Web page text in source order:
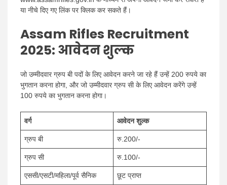
या नीचे दिए गए लिंक पर क्लिक कर सकते हैं।
Assam Rifles Recruitment
2025: आवेदन शुल्क
जो उम्मीदवार ग्रुप बी पदों के लिए आवेदन करने जा रहे हैं उन्हें 200 रुपये का
भुगतान करना होगा, और जो उम्मीदवार ग्रुप सी के लिए आवेदन करेंगे उन्हें
100 रुपये का भुगतान करना होगा।
वर्ग आवेदन शुल्क
ग्रुप बी रु.200/-
ग्रुप सी रु.100/-
एससी/एसटी/महिला/पूर्व सैनिक छूट प्राप्त